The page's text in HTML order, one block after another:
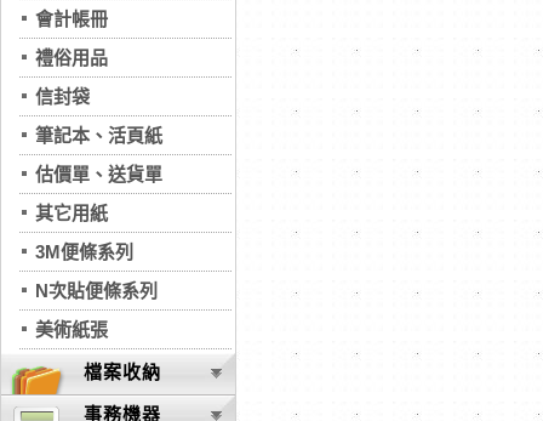
會計帳冊
禮俗用品
信封袋
筆記本、活頁紙
估價單、送貨單
其它用紙
3M便條系列
N次貼便條系列
美術紙張
檔案收納
事務機器